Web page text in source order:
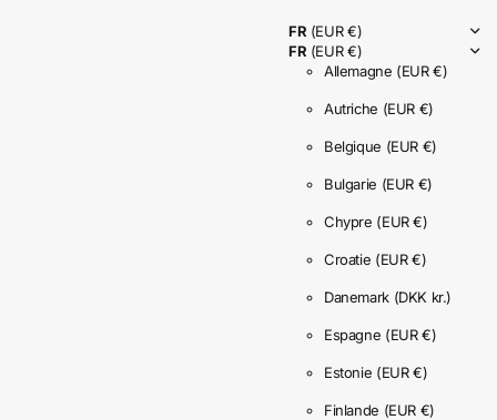
FR (EUR €)
FR (EUR €)
Allemagne (EUR €)
Autriche (EUR €)
Belgique (EUR €)
Bulgarie (EUR €)
Chypre (EUR €)
Croatie (EUR €)
Danemark (DKK kr.)
Espagne (EUR €)
Estonie (EUR €)
Finlande (EUR €)